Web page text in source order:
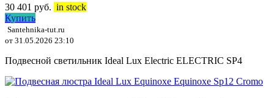
30 401 руб. in stock
Купить
Santehnika-tut.ru
от 31.05.2026 23:10
Подвесной светильник Ideal Lux Electric ELECTRIC SP4